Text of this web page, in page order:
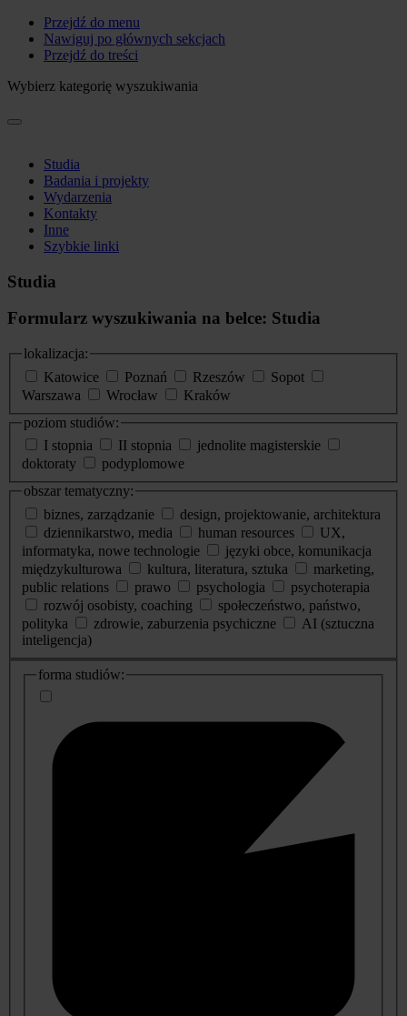
Przejdź do menu
Nawiguj po głównych sekcjach
Przejdź do treści
Wybierz kategorię wyszukiwania
Studia
Badania i projekty
Wydarzenia
Kontakty
Inne
Szybkie linki
Studia
Formularz wyszukiwania na belce: Studia
lokalizacja:
Katowice
Poznań Rzeszów
Sopot
Warszawa
Wrocław
Kraków
poziom studiów:
I stopnia
II stopnia
jednolite magisterskie
doktoraty
podyplomowe
obszar tematyczny:
biznes, zarządzanie
design, projektowanie, architektura
dziennikarstwo, media
human resources
UX,
informatyka, nowe technologie
języki obce, komunikacja
międzykulturowa
kultura, literatura, sztuka
marketing,
public relations
prawo psychologia
psychoterapia
rozwój osobisty, coaching
społeczeństwo, państwo,
polityka
zdrowie, zaburzenia psychiczne
AI (sztuczna
inteligencja)
dodatkowe
informacje
forma studiów: